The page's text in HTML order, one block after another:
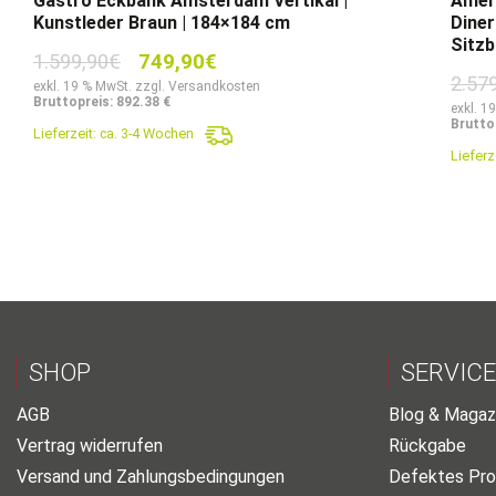
Kunstleder Braun | 184×184 cm
1.599,90€
Ursprünglicher
Preis
war:
1.599,90€
749,90€
Preis
749,90€.
exkl. 19 % MwSt. zzgl. Versandkosten
Bruttopreis: 892.38 €
Lieferzeit: ca. 3-4 Wochen
exkl.
SHOP
AGB
Vertrag widerrufen
Versand und Zahlungsbedingungen
SERVICE
Blog &
Rückgabe
Defektes